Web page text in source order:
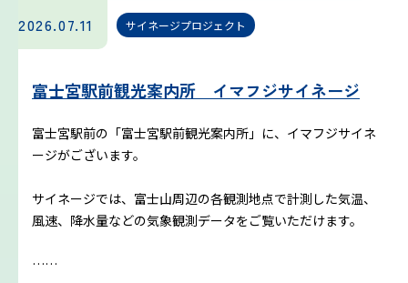
利用規約
お問い合わせ
運営会社
2026.07.11 サイネージプロジェクト
富士宮駅前観光案内所 イマフジサイネージ
富士宮駅前の「富士宮駅前観光案内所」に、イマフジサイネ
ージがございます。
サイネージでは、富士山周辺の各観測地点で計測した気温、
風速、降水量などの気象観測データをご覧いただけます。
……